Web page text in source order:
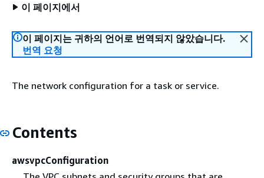
이 페이지에서
이 페이지는 귀하의 언어로 번역되지 않았습니다.
번역 요청
The network configuration for a task or service.
Contents
awsvpcConfiguration